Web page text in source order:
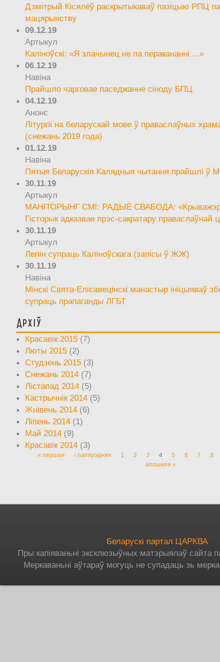
Дзмітрый Кісялёў раскрытыкаваў пазіцыю РПЦ
мацярынству
09.12.19
Артыкул
Каліноўскі: «Я злачынец не па перакананні ...»
06.12.19
Навіна
Прайшло чарговае паседжанне сіноду БПЦ
04.12.19
Анонс
Літургіі на беларускай мове ў праваслаўных
(снежань 2019 года)
01.12.19
Навіна
Пятыя Беларускія Калядныя чытання прайшлі ў
30.11.19
Артыкул
МАНІТОРЫНГ СМІ: РАДЫЁ СВАБОДА:
Гісторык адказвае прэс-сакратару праваслаўнай
30.11.19
Артыкул
Лепін супраць Каліноўскага (запісы ў ЖЖ)
30.11.19
Навіна
Мінскі Свята-Елісавецінскі манастыр ініцыяваў
супраць прапаганды ЛГБТ
Архіў
Красавік 2015 (7)
Люты 2015 (2)
Студзень 2015 (3)
Снежань 2014 (7)
Лістапад 2014 (5)
Кастрычнік 2014 (5)
Жнівень 2014 (6)
Ліпень 2014 (1)
Май 2014 (9)
Красавік 2014 (3)
Старонкі
« першая ‹ папярэдняя 1 2 3 4 5 6 7
8
апошняя »
Беларускі партал ЦАРКВА
Пры капіяваньні эксклюзыўных матэрыялаў сайта
Меркаваньні аўтараў могуць не супадаць зь